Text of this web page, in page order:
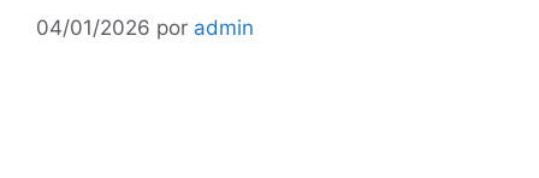
04/01/2026 por admin